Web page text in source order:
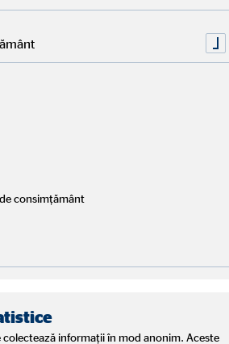
consimțământ
informații în mod anonim. Aceste